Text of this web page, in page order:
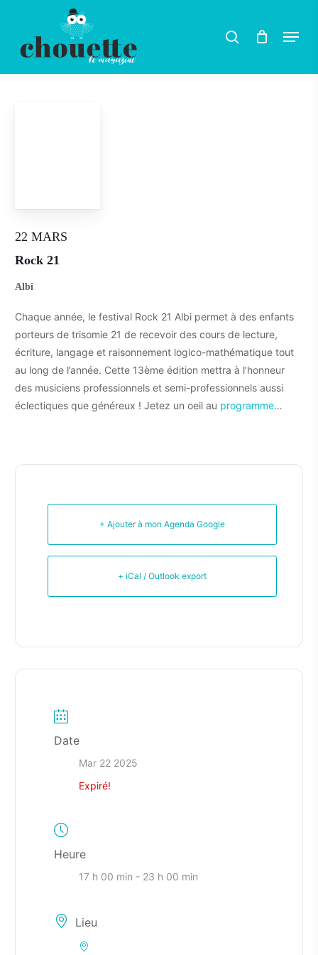
main
search Menu
22 MARS
Rock 21
Albi
Chaque année, le festival Rock 21 Albi permet à des enfants
porteurs de trisomie 21 de recevoir des cours de lecture,
écriture, langage et raisonnement logico-mathématique tout
au long de l’année. Cette 13ème édition mettra à l’honneur
des musiciens professionnels et semi-professionnels aussi
éclectiques que généreux ! Jetez un oeil au programme…
+ Ajouter à mon Agenda Google
+ iCal / Outlook export
Date
Mar 22 2025
Expiré!
Heure
17 h 00 min - 23 h 00 min
Lieu